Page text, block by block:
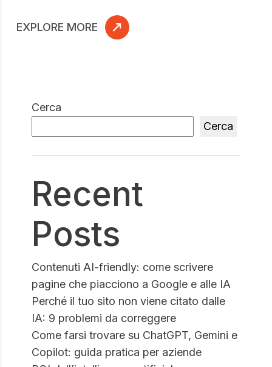
EXPLORE MORE
Cerca
Cerca
Recent
Posts
Contenuti AI-friendly: come scrivere
pagine che piacciono a Google e alle IA
Perché il tuo sito non viene citato dalle
IA: 9 problemi da correggere
Come farsi trovare su ChatGPT, Gemini e
Copilot: guida pratica per aziende